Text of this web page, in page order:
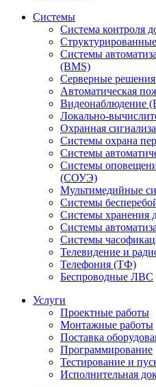
Системы
Система контроля
Системы
(BMS)
Серверные
Автоматическая
Видеонаблюдение
Локально-
Охранная
Системы охрана
Системы
Системы
(СОУЭ)
Мультимедийные
Системы
Системы
Системы
Системы
Телевидение и
Телефония (ТФ)
Беспроводные ЛВС
Услуги
Проектные работы
Монтажные работы
Поставка
Программирование
Тестирование и
Исполнительная